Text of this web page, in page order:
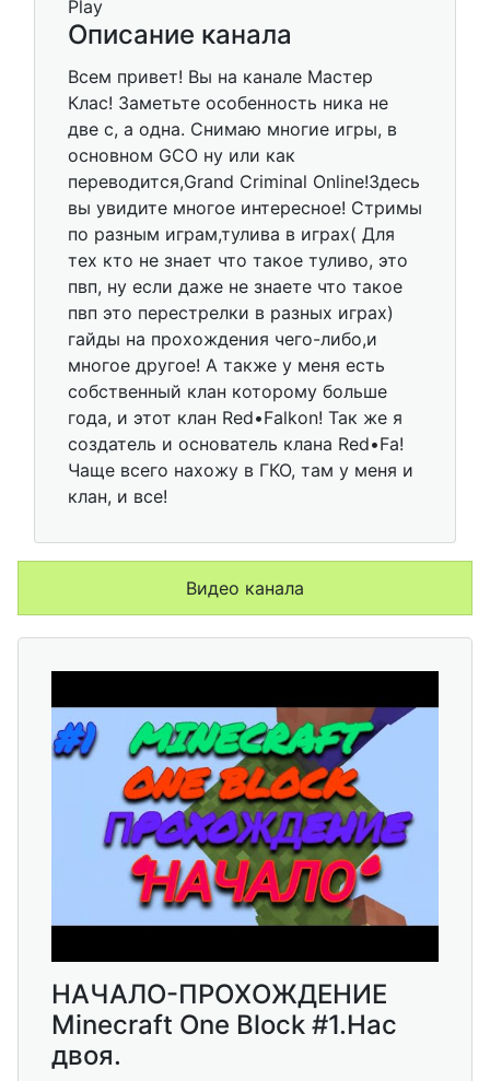
Описание канала
Всем привет! Вы на канале Мастер
Клас! Заметьте особенность ника не
две с, а одна. Снимаю многие игры, в
основном GCO ну или как
переводится,Grand Criminal Online!Здесь
вы увидите многое интересное! Стримы
по разным играм,тулива в играх( Для
тех кто не знает что такое туливо, это
пвп, ну если даже не знаете что такое
пвп это перестрелки в разных играх)
гайды на прохождения чего-либо,и
многое другое! А также у меня есть
собственный клан которому больше
года, и этот клан Red•Falkon! Так же я
создатель и основатель кланa Red•Fa!
Чаще всего нахожу в ГКО, там у меня и
клан, и все!
Видео канала
НАЧАЛО-ПРОХОЖДЕНИЕ
Minecraft One Block #1.Нас
двоя.